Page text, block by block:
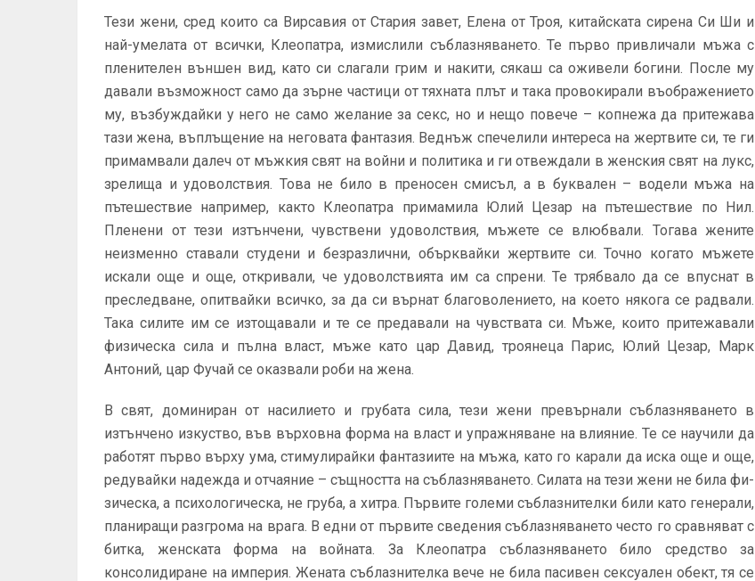
Тези жени, сред които са Вирсавия от Стария завет, Елена от Троя, китайската сирена Си Ши и
най-умелата от всички, Клеопатра, измислили съблазняването. Те първо привличали мъжа с
пленителен външен вид, като си слагали грим и накити, сякаш са оживели богини. После му
давали възможност само да зърне частици от тяхната плът и така провокирали въображението
му, възбуждайки у него не само желание за секс, но и нещо повече – копнежа да притежава
тази жена, въплъщение на неговата фантазия. Веднъж спечелили интереса на жертвите си, те ги
примамвали далеч от мъжкия свят на войни и политика и ги отвеждали в женския свят на лукс,
зрелища и удоволствия. Това не било в преносен смисъл, а в буквален – водели мъжа на
пътешествие например, както Клеопатра примамила Юлий Цезар на пътешествие по Нил.
Пленени от тези изтънчени, чувствени удоволствия, мъжете се влюбвали. Тогава жените
неизменно ставали студени и безразлични, обърквайки жертвите си. Точно когато мъжете
искали още и още, откривали, че удоволствията им са спрени. Те трябвало да се впуснат в
преследване, опитвайки всичко, за да си върнат благоволението, на което някога се радвали.
Така силите им се изтощавали и те се предавали на чув­ствата си. Мъже, които притежавали
физическа сила и пълна власт, мъже като цар Давид, троянеца Парис, Юлий Цезар, Марк
Антоний, цар Фучай се оказвали роби на жена.
В свят, доминиран от насилието и грубата сила, тези жени превърнали съблазняването в
изтънчено изкуство, във върховна форма на власт и упраж­няване на влияние. Те се научили да
ра­ботят първо върху ума, стимулирайки фантазиите на мъжа, като го карали да иска още и още,
редувайки надежда и отчаяние – същността на съблазнява­нето. Силата на тези жени не била фи­
зическа, а психологическа, не груба, а хитра. Първите големи съблазнителки били като генерали,
планиращи разгро­ма на врага. В едни от първите сведе­ния съблазняването често го сравняват с
битка, женската форма на войната. За Клеопатра съблазняването било сред­ство за
консолидиране на империя. Жената съблазнителка вече не била па­сивен сексуален обект, тя се